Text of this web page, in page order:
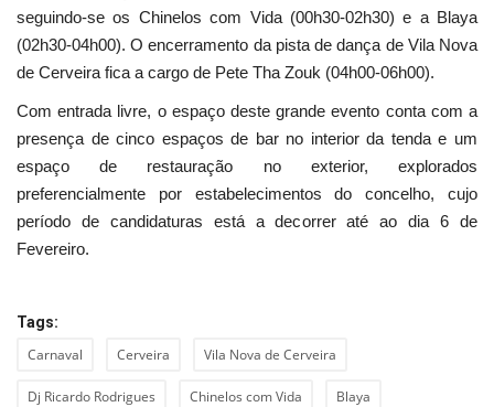
seguindo-se os Chinelos com Vida (00h30-02h30) e a Blaya
(02h30-04h00). O encerramento da pista de dança de Vila Nova
de Cerveira fica a cargo de Pete Tha Zouk (04h00-06h00).
Com entrada livre, o espaço deste grande evento conta com a
presença de cinco espaços de bar no interior da tenda e um
espaço de restauração no exterior, explorados
preferencialmente por estabelecimentos do concelho, cujo
período de candidaturas está a decorrer até ao dia 6 de
Fevereiro.
Tags:
Carnaval Cerveira Vila Nova de Cerveira
Dj Ricardo Rodrigues Chinelos com Vida Blaya